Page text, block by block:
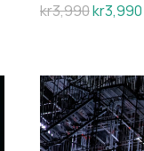
kr3,990kr3,990